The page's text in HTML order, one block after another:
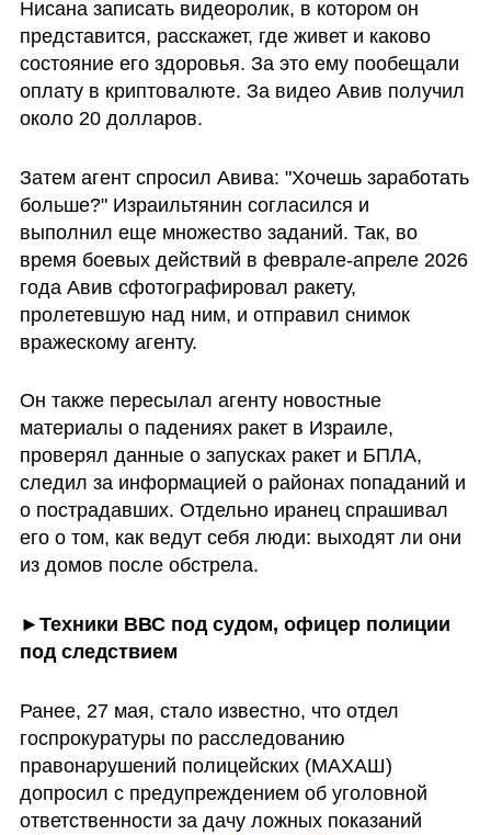
Нисана записать видеоролик, в котором он
представится, расскажет, где живет и каково
состояние его здоровья. За это ему пообещали
оплату в криптовалюте. За видео Авив получил
около 20 долларов.
Затем агент спросил Авива: "Хочешь заработать
больше?" Израильтянин согласился и
выполнил еще множество заданий. Так, во
время боевых действий в феврале-апреле 2026
года Авив сфотографировал ракету,
пролетевшую над ним, и отправил снимок
вражескому агенту.
Он также пересылал агенту новостные
материалы о падениях ракет в Израиле,
проверял данные о запусках ракет и БПЛА,
следил за информацией о районах попаданий и
о пострадавших. Отдельно иранец спрашивал
его о том, как ведут себя люди: выходят ли они
из домов после обстрела.
►Техники ВВС под судом, офицер полиции
под следствием
Ранее, 27 мая, стало известно, что отдел
госпрокуратуры по расследованию
правонарушений полицейских (МАХАШ)
допросил с предупреждением об уголовной